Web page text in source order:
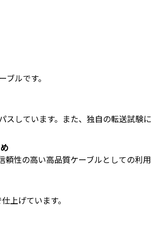
ルです。
しています。また、独自の転送試験
性の高い高品質ケーブルとしての利用
上げています。